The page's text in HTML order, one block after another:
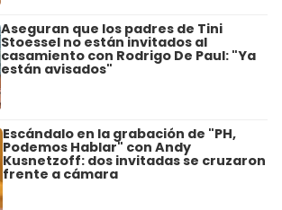
Aseguran que los padres de Tini
Stoessel no están invitados al
casamiento con Rodrigo De Paul: "Ya
están avisados"
Escándalo en la grabación de "PH,
Podemos Hablar" con Andy
Kusnetzoff: dos invitadas se cruzaron
frente a cámara